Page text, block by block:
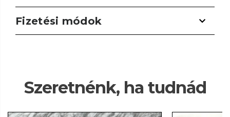
Fizetési módok
Szeretnénk, ha tudnád